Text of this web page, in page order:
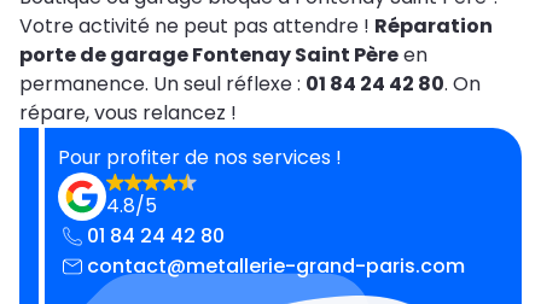
Votre activité ne peut pas attendre ! Réparation
porte de garage Fontenay Saint Pèreen
permanence. Un seul réflexe : 01 84 24 42 80. On
répare, vous relancez !
Pour profiter de nos services !
4.8/5
01 84 24 42 80
contact@metallerie-grand-paris.com